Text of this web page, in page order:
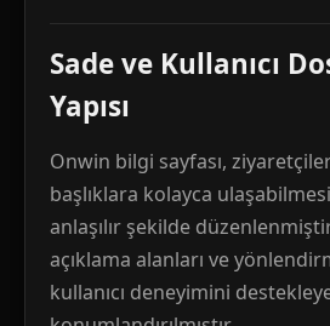
Sade ve Kullanıcı
Yapısı
Onwin bilgi sayfası,
başlıklara kolayca
anlaşılır şekilde
açıklama alanları ve
kullanıcı deneyimini